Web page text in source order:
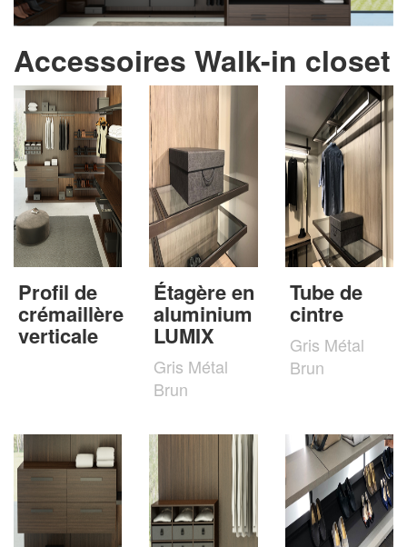
Accessoires Walk-in closet
Profil de
crémaillère
verticale
Étagère en
aluminium
LUMIX
Gris Métal
Brun
Tube de
cintre
Gris Métal
Brun